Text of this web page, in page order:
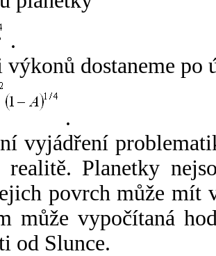
.
dostaneme po
.
vyjádření
realitě. Planetky
povrch může mít
může vypočítaná
od Slunce.